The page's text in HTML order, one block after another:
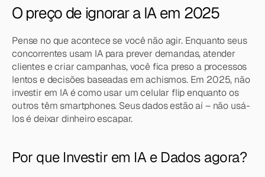
O preço de ignorar a IA em 2025
Pense no que acontece se você não agir. Enquanto seus
concorrentes usam IA para prever demandas, atender
clientes e criar campanhas, você fica preso a processos
lentos e decisões baseadas em achismos. Em 2025, não
investir em IA é como usar um celular flip enquanto os
outros têm smartphones. Seus dados estão aí – não usá-
los é deixar dinheiro escapar.
Por que Investir em IA e Dados agora?